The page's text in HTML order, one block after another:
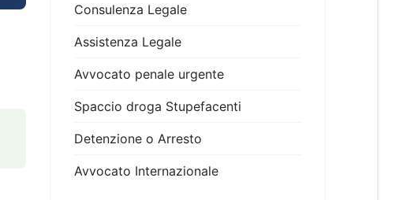
Consulenza Legale
Assistenza Legale
Avvocato penale urgente
Spaccio droga Stupefacenti
Detenzione o Arresto
Avvocato Internazionale